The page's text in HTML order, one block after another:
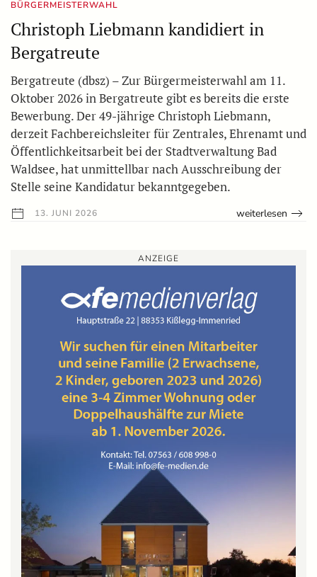
BÜRGERMEISTERWAHL
Christoph Liebmann kandidiert in
Bergatreute
Bergatreute (dbsz) – Zur Bürgermeisterwahl am 11.
Oktober 2026 in Bergatreute gibt es bereits die erste
Bewerbung. Der 49-jährige Christoph Liebmann,
derzeit Fachbereichsleiter für Zentrales, Ehrenamt und
Öffentlichkeitsarbeit bei der Stadtverwaltung Bad
Waldsee, hat unmittellbar nach Ausschreibung der
Stelle seine Kandidatur bekanntgegeben.
13. JUNI 2026 weiterlesen
ANZEIGE